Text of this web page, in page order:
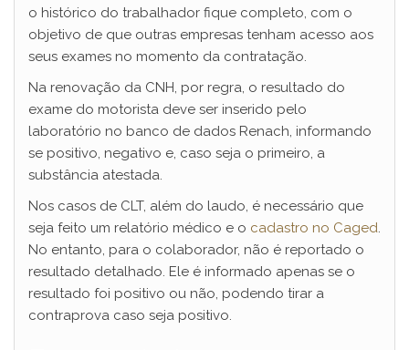
o histórico do trabalhador fique completo, com o
objetivo de que outras empresas tenham acesso aos
seus exames no momento da contratação.
Na renovação da CNH, por regra, o resultado do
exame do motorista deve ser inserido pelo
laboratório no banco de dados Renach, informando
se positivo, negativo e, caso seja o primeiro, a
substância atestada.
Nos casos de CLT, além do laudo, é necessário que
seja feito um relatório médico e o cadastro no Caged.
No entanto, para o colaborador, não é reportado o
resultado detalhado. Ele é informado apenas se o
resultado foi positivo ou não, podendo tirar a
contraprova caso seja positivo.